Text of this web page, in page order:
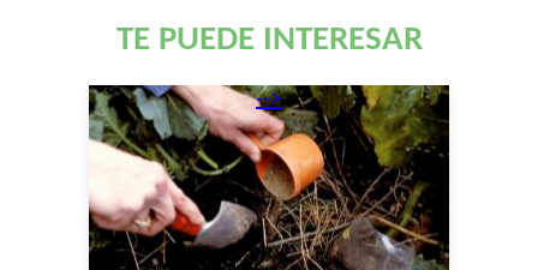
TE PUEDE INTERESAR
-->